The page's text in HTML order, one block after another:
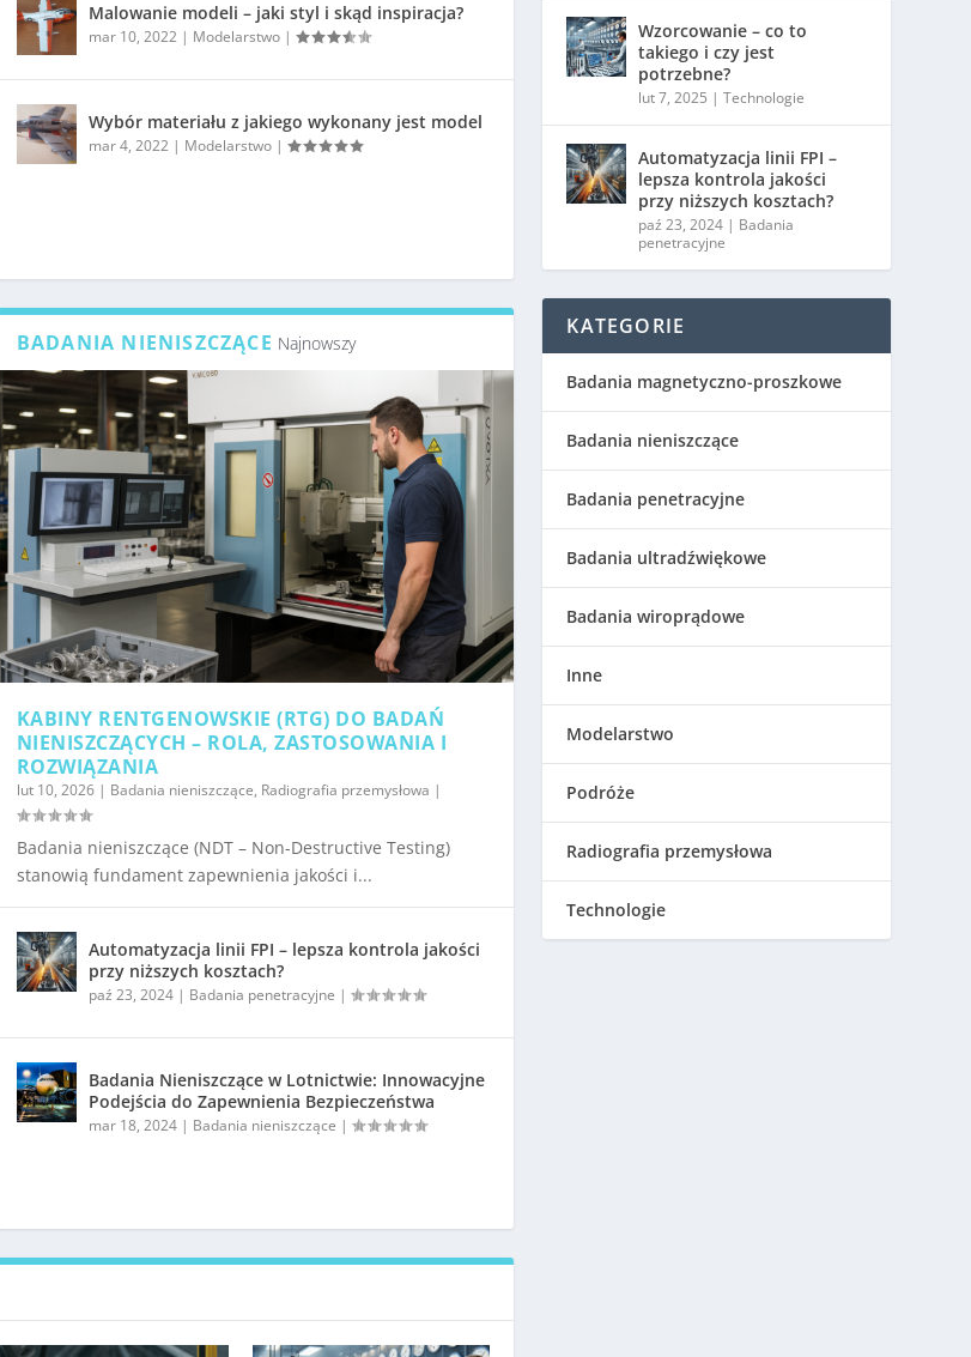
Malowanie modeli – jaki styl i skąd inspiracja?
mar 10, 2022 | Modelarstwo|
Wybór materiału z jakiego wykonany jest model
mar 4, 2022 | Modelarstwo|
BADANIA NIENISZCZĄCE Najnowszy
KABINY RENTGENOWSKIE (RTG) DO BADAŃ
NIENISZCZĄCYCH – ROLA, ZASTOSOWANIA I
ROZWIĄZANIA
lut 10, 2026| Badania nieniszczące, Radiografia przemysłowa |
Badania nieniszczące (NDT – Non-Destructive Testing)
stanowią fundament zapewnienia jakości i...
Automatyzacja linii FPI – lepsza kontrola jakości
przy niższych kosztach?
paź 23, 2024| Badania penetracyjne |
Badania Nieniszczące w Lotnictwie: Innowacyjne
Podejścia do Zapewnienia Bezpieczeństwa
mar 18, 2024| Badania nieniszczące |
Wzorcowanie – co to
takiego i czy jest
potrzebne?
lut 7, 2025 |Technologie
Automatyzacja linii FPI –
lepsza kontrola jakości
przy niższych kosztach?
paź 23, 2024 | Badania
penetracyjne
KATEGORIE
Badania magnetyczno-proszkowe
Badania nieniszczące
Badania penetracyjne
Badania ultradźwiękowe
Badania wiroprądowe
Inne
Modelarstwo
Podróże
Radiografia przemysłowa
Technologie